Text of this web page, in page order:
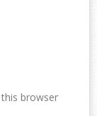
browser